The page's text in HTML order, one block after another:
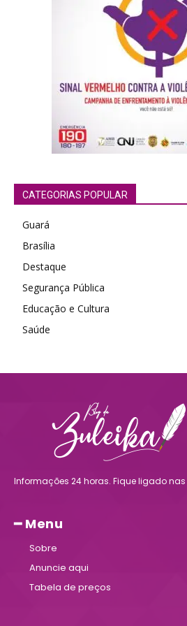
CATEGORIAS POPULAR
Guará
Brasília
Destaque
Segurança Pública
Educação e Cultura
Saúde
Informações 24 horas. Fique ligado nas
━ Menu
Sobre
Anuncie aqui
Tabela de preços